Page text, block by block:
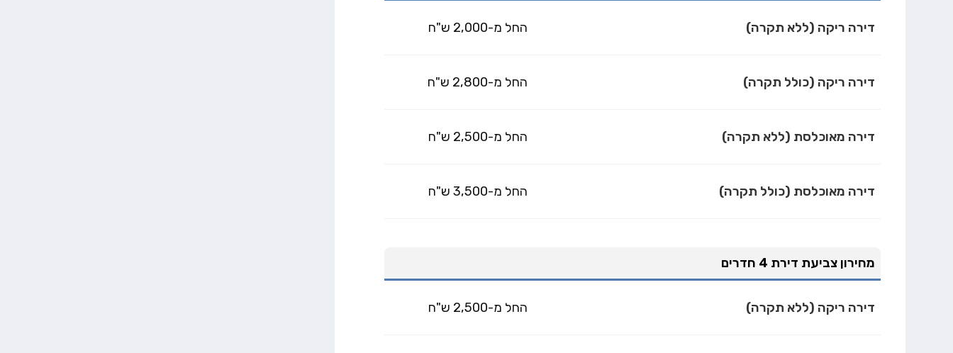
דירה ריקה (ללא תקרה) החל מ-2,000 ש"ח
דירה ריקה (כולל תקרה) החל מ-2,800 ש"ח
דירה מאוכלסת (ללא תקרה) החל מ-2,500 ש"ח
דירה מאוכלסת (כולל תקרה) החל מ-3,500 ש"ח
מחירון צביעת דירת 4 חדרים
דירה ריקה (ללא תקרה) החל מ-2,500 ש"ח